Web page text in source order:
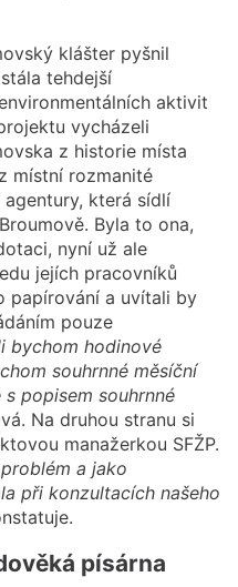
klášter pyšnil
tehdejší
aktivit
vycházeli
z historie místa
místní rozmanité
která sídlí
Byla to ona,
nyní už ale
jejích pracovníků
papírování a uvítali by
pouze
bychom hodinové
souhrnné měsíční
popisem souhrnné
Na druhou stranu si
manažerkou SFŽP.
a jako
při konzultacích našeho
písárna